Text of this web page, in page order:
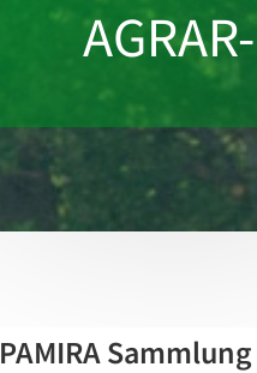
AGRAR-
PAMIRA Sammlung